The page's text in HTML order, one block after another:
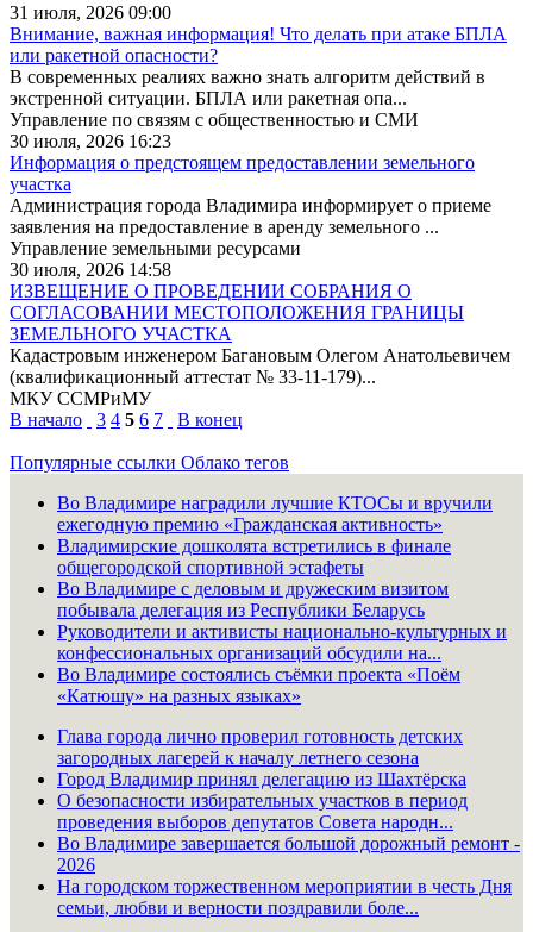
31 июля, 2026 09:00
Внимание, важная информация! Что делать при атаке БПЛА
или ракетной опасности?
В современных реалиях важно знать алгоритм действий в
экстренной ситуации. БПЛА или ракетная опа...
Управление по связям с общественностью и СМИ
30 июля, 2026 16:23
Информация о предстоящем предоставлении земельного
участка
Администрация города Владимира информирует о приеме
заявления на предоставление в аренду земельного ...
Управление земельными ресурсами
30 июля, 2026 14:58
ИЗВЕЩЕНИЕ О ПРОВЕДЕНИИ СОБРАНИЯ О
СОГЛАСОВАНИИ МЕСТОПОЛОЖЕНИЯ ГРАНИЦЫ
ЗЕМЕЛЬНОГО УЧАСТКА
Кадастровым инженером Багановым Олегом Анатольевичем
(квалификационный аттестат № 33-11-179)...
МКУ ССМРиМУ
В начало
3 4 5 6 7 В конец
Популярные ссылки Облако тегов
Во Владимире наградили лучшие КТОСы и вручили
ежегодную премию «Гражданская активность»
Владимирские дошколята встретились в финале
общегородской спортивной эстафеты
Во Владимире с деловым и дружеским визитом
побывала делегация из Республики Беларусь
Руководители и активисты национально-культурных и
конфессиональных организаций обсудили на...
Во Владимире состоялись съёмки проекта «Поём
«Катюшу» на разных языках»
Глава города лично проверил готовность детских
загородных лагерей к началу летнего сезона
Город Владимир принял делегацию из Шахтёрска
О безопасности избирательных участков в период
проведения выборов депутатов Совета народн...
Во Владимире завершается большой дорожный ремонт -
2026
На городском торжественном мероприятии в честь Дня
семьи, любви и верности поздравили боле...